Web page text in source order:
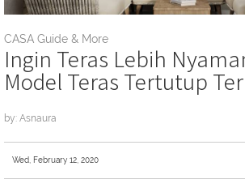
CASA Guide & More
Ingin Teras Lebih
Model Teras Tertutup
by: Asnaura
Wed, February 12, 2020